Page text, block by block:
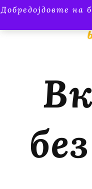
Добредојдовте на